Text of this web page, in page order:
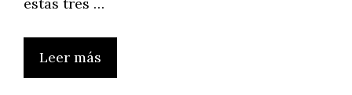
Leer más